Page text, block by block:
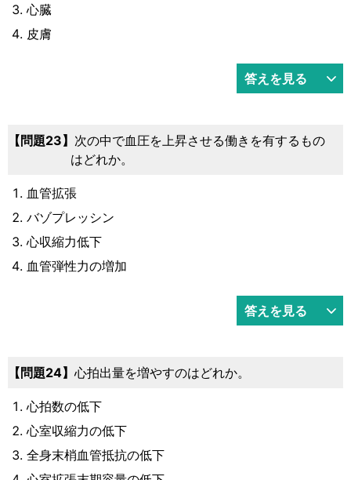
心臓
皮膚
答えを見る
23
次の中で血圧を上昇させる働きを有するもの
はどれか。
血管拡張
バゾプレッシン
心収縮力低下
血管弾性力の増加
答えを見る
24 心拍出量を増やすのはどれか。
心拍数の低下
心室収縮力の低下
全身末梢血管抵抗の低下